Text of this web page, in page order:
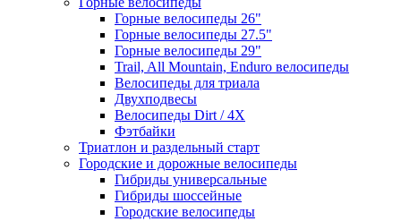
Горные велосипеды 26"
Горные велосипеды 27.5"
Горные велосипеды 29"
Trail, All Mountain, Enduro велосипеды
Велосипеды для триала
Двухподвесы
Велосипеды Dirt / 4X
Фэтбайки
Триатлон и раздельный старт
Городские и дорожные велосипеды
Гибриды универсальные
Гибриды шоссейные
Городские велосипеды